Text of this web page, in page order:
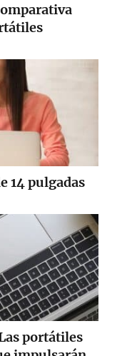
14 pulgadas​
portátiles